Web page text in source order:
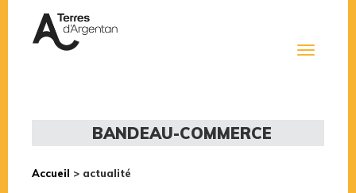
Toggle
BANDEAU-COMMERCE
Accueil > actualité